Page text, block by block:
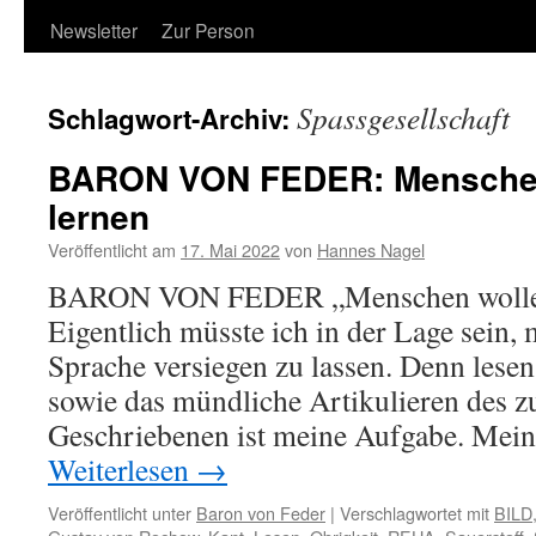
Newsletter
Zur Person
Schlagwort-Archiv: Spassgesellschaft
BARON VON FEDER:
lernen
Veröffentlicht am 17. Mai 2022von Hannes Nagel
BARON VON FEDER „Menschen
Eigentlich müsste ich in der Lage sein,
Sprache versiegen zu lassen. Denn
sowie das mündliche Artikulieren des
Geschriebenen ist meine Aufgabe.
Weiterlesen →
Veröffentlicht unter Baron von Feder | Verschlagwortet mit BILD